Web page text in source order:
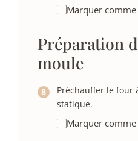
Marquer
Préparation
moule
Préchauffer le four
statique.
Marquer